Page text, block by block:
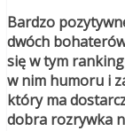
Bardzo
dwóch
się w tym
w nim humoru i
który ma
dobra rozrywka